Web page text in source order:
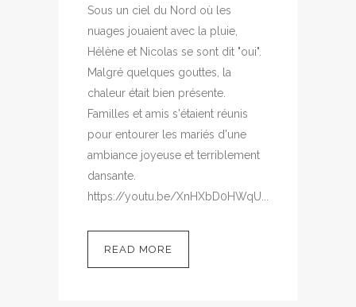
Sous un ciel du Nord où les
nuages jouaient avec la pluie,
Hélène et Nicolas se sont dit "oui".
Malgré quelques gouttes, la
chaleur était bien présente.
Familles et amis s'étaient réunis
pour entourer les mariés d'une
ambiance joyeuse et terriblement
dansante.
https://youtu.be/XnHXbD0HWqU...
READ MORE